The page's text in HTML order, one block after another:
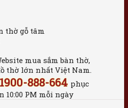
mua sắm bàn thờ,
thờ lớn nhất Việt Nam.
1900-888-664 phục
10:00 PM mỗi ngày